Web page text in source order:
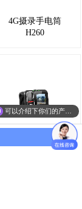
4G摄录手电筒
H260
星光夜视摄录头灯
可以介绍下你们的产品么